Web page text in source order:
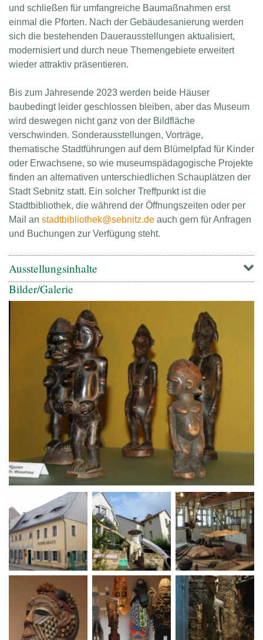
und schließen für umfangreiche Baumaßnahmen erst
einmal die Pforten. Nach der Gebäudesanierung werden
sich die bestehenden Dauerausstellungen aktualisiert,
modernisiert und durch neue Themengebiete erweitert
wieder attraktiv präsentieren.
Bis zum Jahresende 2023 werden beide Häuser
baubedingt leider geschlossen bleiben, aber das Museum
wird deswegen nicht ganz von der Bildfläche
verschwinden. Sonderausstellungen, Vorträge,
thematische Stadtführungen auf dem Blümelpfad für Kinder
oder Erwachsene, so wie museumspädagogische Projekte
finden an alternativen unterschiedlichen Schauplätzen der
Stadt Sebnitz statt. Ein solcher Treffpunkt ist die
Stadtbibliothek, die während der Öffnungszeiten oder per
Mail an stadtbibliothek@sebnitz.de auch gern für Anfragen
und Buchungen zur Verfügung steht.
Ausstellungsinhalte
Bilder/Galerie